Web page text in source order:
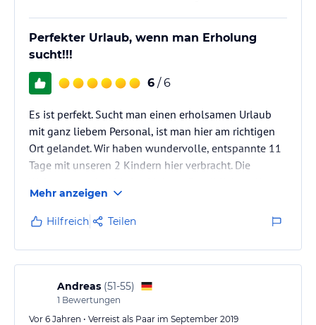
Perfekter Urlaub, wenn man Erholung
sucht!!!
6 / 6
Es ist perfekt. Sucht man einen erholsamen Urlaub
mit ganz liebem Personal, ist man hier am richtigen
Ort gelandet. Wir haben wundervolle, entspannte 11
Tage mit unseren 2 Kindern hier verbracht. Die
eingerichtet und die Hotel-Umgebung ist perfekt
gepflegt und gehegt. Man fühlt sich ab dem ersten
Moment an wohl! Besser geht ein Urlaub nicht!!!! Wir
hoffen, wir können bald wiederkommen!
Mehr anzeigen
Hilfreich Teilen
Andreas (51-55)
1 Bewertungen
Vor 6 Jahren • Verreist als Paar im September 2019